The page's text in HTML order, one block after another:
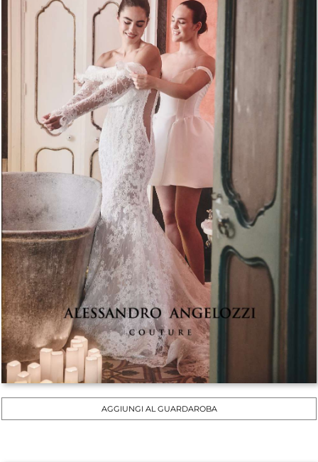
AGGIUNGI AL GUARDAROBA